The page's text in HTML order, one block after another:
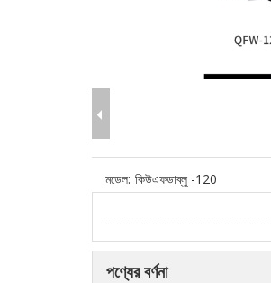
মডেল: কিউএফডাব্লু -120
পণ্যের বর্ণনা